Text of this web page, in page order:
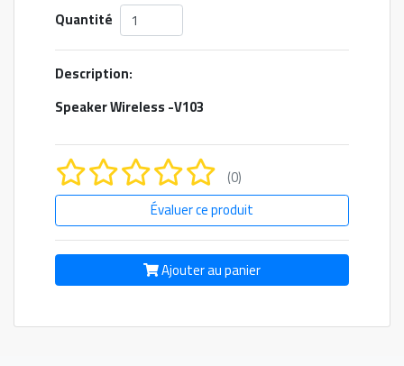
Quantité
Description:
Speaker Wireless -V103
(0)
Évaluer ce produit
Ajouter au panier